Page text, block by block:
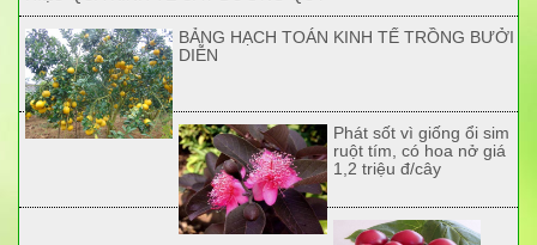
BẢNG HẠCH TOÁN KINH TẾ TRỒNG BƯỞI
DIỄN
Phát sốt vì giống ổi sim
ruột tím, có hoa nở giá
1,2 triệu đ/cây